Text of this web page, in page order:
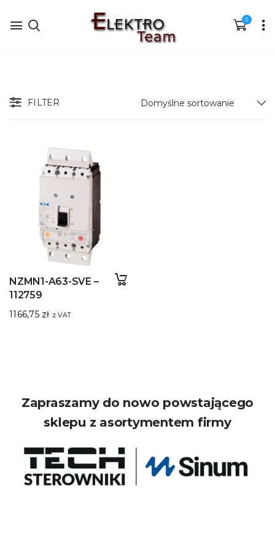
0
FILTER
NZMN1-A63-SVE –
112759
1166,75 zł z VAT
Zapraszamy do nowo powstającego
sklepu z asortymentem firmy